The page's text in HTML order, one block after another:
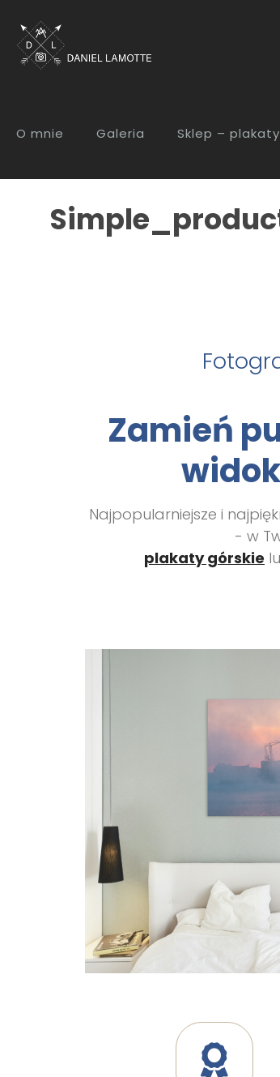
O mnie Galeria Sklep –
Zamień
Najpopularniejsze i
- w
plakaty górskie